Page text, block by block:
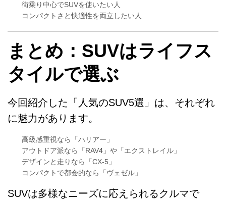
街乗り中心でSUVを使いたい人
コンパクトさと快適性を両立したい人
まとめ：SUVはライフス
タイルで選ぶ
今回紹介した「人気のSUV5選」は、それぞれ
に魅力があります。
高級感重視なら「ハリアー」
アウトドア派なら「RAV4」や「エクストレイル」
デザインと走りなら「CX-5」
コンパクトで都会的なら「ヴェゼル」
SUVは多様なニーズに応えられるクルマで